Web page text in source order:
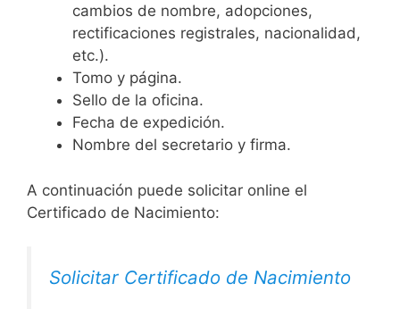
cambios de nombre, adopciones,
rectificaciones registrales, nacionalidad,
etc.).
Tomo y página.
Sello de la oficina.
Fecha de expedición.
Nombre del secretario y firma.
A continuación puede solicitar online el
Certificado de Nacimiento:
Solicitar Certificado de Nacimiento